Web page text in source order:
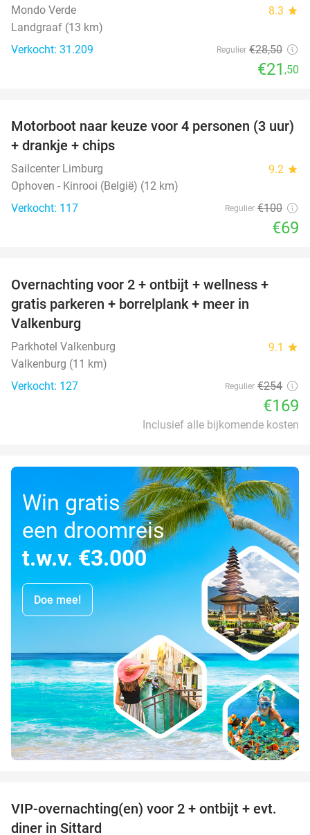
Mondo Verde 8.3 star
Landgraaf (13 km)
Verkocht: 31.209
Regulier €28,50
€21 ,50
31%
Motorboot naar keuze voor 4 personen (3 uur)
+ drankje + chips
Sailcenter Limburg 9.2 star
Ophoven - Kinrooi (België) (12 km)
Verkocht: 117
Regulier €100
€69
33%
Overnachting voor 2 + ontbijt + wellness +
gratis parkeren + borrelplank + meer in
Valkenburg
Parkhotel Valkenburg 9.1 star
Valkenburg (11 km)
Verkocht: 127
Regulier €254
€169
Inclusief alle bijkomende kosten
Win gratis
een droomreis
t.w.v. €3.000
Doe mee!
33%
VIP-overnachting(en) voor 2 + ontbijt + evt.
diner in Sittard